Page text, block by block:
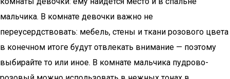
мальчика. В комнате девочки важно не
переусердствовать: мебель, стены и ткани розового цвета
в конечном итоге будут отвлекать внимание — поэтому
выбирайте то или иное. В комнате мальчика пудрово-